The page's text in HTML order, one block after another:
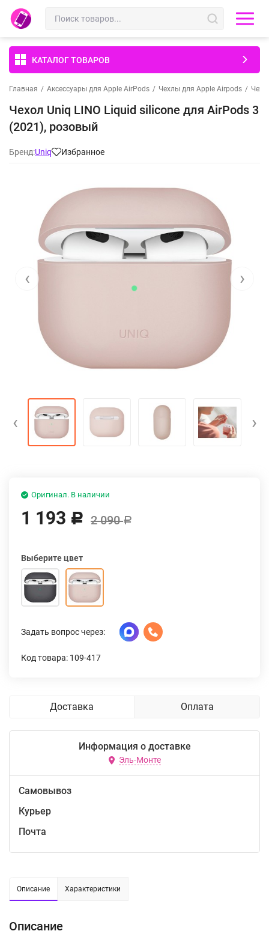
КАТАЛОГ ТОВАРОВ
Главная / Аксессуары для Apple AirPods / Чехлы для Apple Airpods /
Чехол Uniq LINO Liquid silicone для AirPods 3
(2021), розовый
Бренд:Uniq Избранное
‹ ›
‹ ›
Оригинал. В наличии
1 193 Р 2 090Р
Выберите цвет
Задать вопрос через:
Код товара: 109-417
Доставка Оплата
Информация о доставке
Эль-Монте
Самовывоз
Курьер
Почта
Описание Характеристики
Описание